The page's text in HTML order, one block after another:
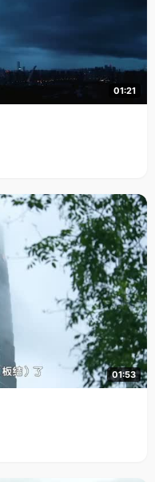
01:21
01:53